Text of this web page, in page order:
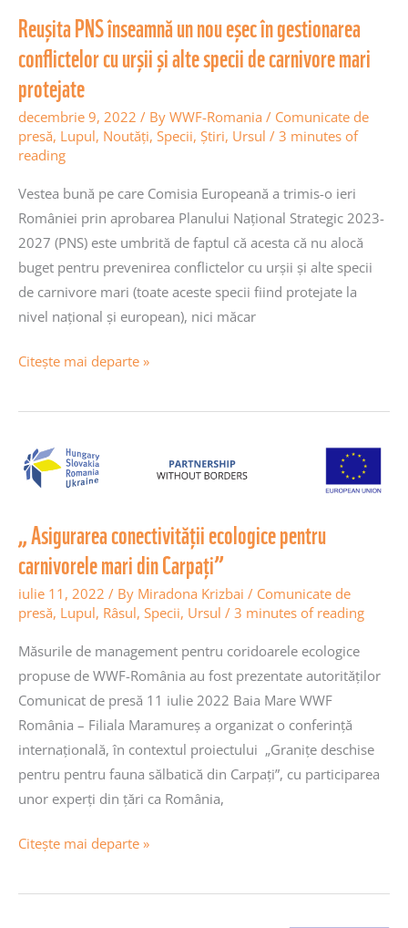
Reușita PNS înseamnă un nou eșec în gestionarea
conflictelor cu urșii și alte specii de carnivore mari
protejate
decembrie 9, 2022 / By WWF-Romania / Comunicate de
presă, Lupul, Noutăţi, Specii, Știri, Ursul / 3 minutes of
reading
Vestea bună pe care Comisia Europeană a trimis-o ieri
României prin aprobarea Planului Național Strategic 2023-
2027 (PNS) este umbrită de faptul că acesta că nu alocă
buget pentru prevenirea conflictelor cu urșii și alte specii
de carnivore mari (toate aceste specii fiind protejate la
nivel național și european), nici măcar
și
alte
specii
de
carnivore
mari
Citește mai departe »
„ Asigurarea conectivității ecologice pentru
carnivorele mari din Carpați”
iulie 11, 2022 / By Miradona Krizbai / Comunicate de
presă, Lupul, Râsul, Specii, Ursul / 3 minutes of reading
Măsurile de management pentru coridoarele ecologice
propuse de WWF-România au fost prezentate autorităților
Comunicat de presă 11 iulie 2022 Baia Mare WWF
România – Filiala Maramureș a organizat o conferință
internațională, în contextul proiectului „Granițe deschise
pentru pentru fauna sălbatică din Carpați”, cu participarea
unor experți din țări ca România,
Asigurarea
ecologice
pentru
carnivorele
mari
Carpați”
Citește mai departe »